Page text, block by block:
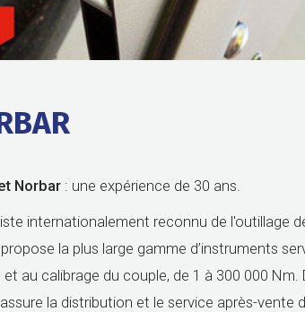
Norbar : une expérience de 30 ans.
internationalement reconnu de l'outillage
la plus large gamme d’instruments
et au calibrage du couple, de 1 à 300 000 Nm.
la distribution et le service après-